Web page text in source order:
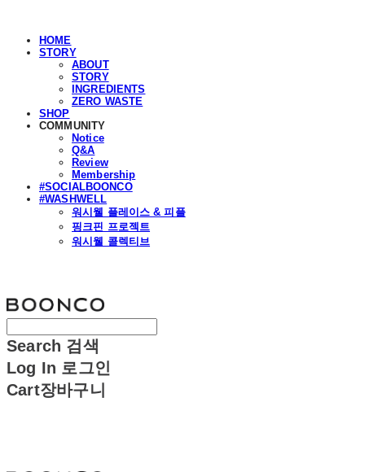
HOME
STORY
ABOUT
STORY
INGREDIENTS
ZERO WASTE
SHOP
COMMUNITY
Notice
Q&A
Review
Membership
#SOCIALBOONCO
#WASHWELL
워시웰 플레이스 & 피플
핑크핀 프로젝트
워시웰 콜렉티브
Search 검색
Log In 로그인
Cart장바구니